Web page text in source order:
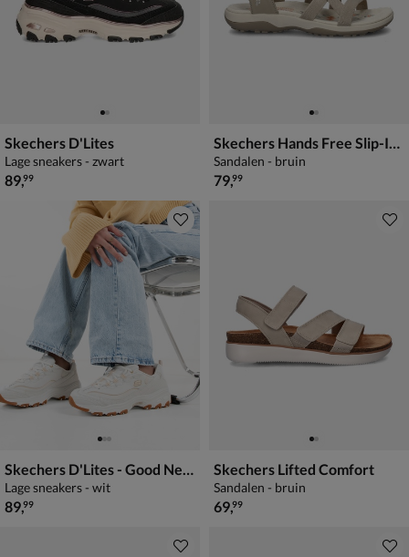
Skechers D'Lites
Lage sneakers - zwart
€ 89,99
89,99
Skechers Hands Free Slip-Ins Reggar Slim
Sandalen - bruin
€ 79,99
79,99
Skechers D'Lites - Good Neutral
Lage sneakers - wit
€ 89,99
89,99
Skechers Lifted Comfort
Sandalen - bruin
€ 69,99
69,99